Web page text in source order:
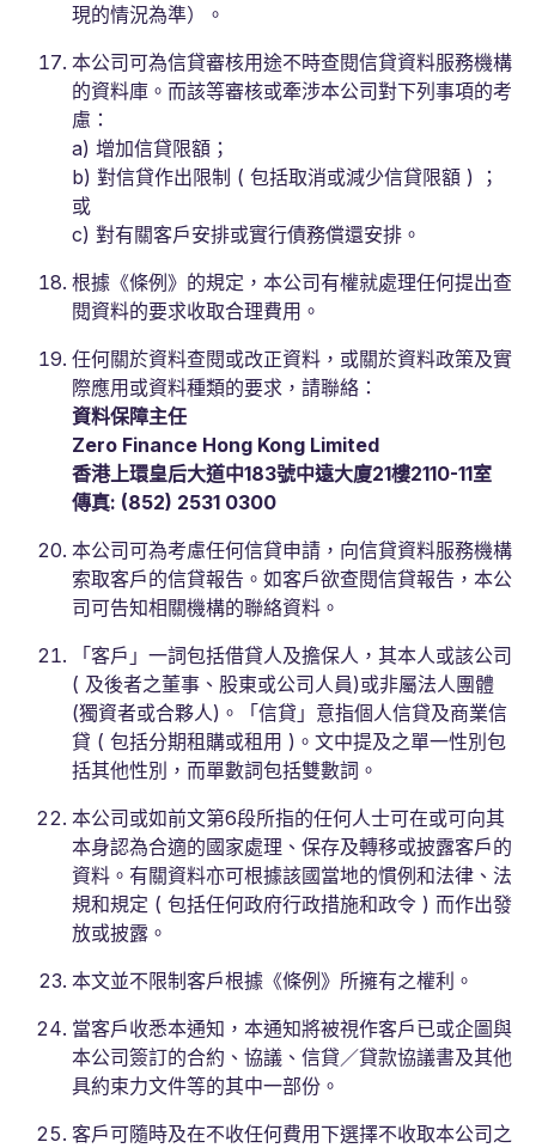
現的情況為準）。
本公司可為信貸審核用途不時查閱信貸資料服務機構
的資料庫。而該等審核或牽涉本公司對下列事項的考
慮：
a) 增加信貸限額；
b) 對信貸作出限制 ( 包括取消或減少信貸限額 ) ；
或
c) 對有關客戶安排或實行債務償還安排。
根據《條例》的規定，本公司有權就處理任何提出查
閱資料的要求收取合理費用。
任何關於資料查閱或改正資料，或關於資料政策及實
際應用或資料種類的要求，請聯絡：
資料保障主任
Zero Finance Hong Kong Limited
香港上環皇后大道中183號中遠大廈21樓2110-11室
傳真: (852) 2531 0300
本公司可為考慮任何信貸申請，向信貸資料服務機構
索取客戶的信貸報告。如客戶欲查閱信貸報告，本公
司可告知相關機構的聯絡資料。
「客戶」一詞包括借貸人及擔保人，其本人或該公司
( 及後者之董事、股東或公司人員)或非屬法人團體
(獨資者或合夥人)。「信貸」意指個人信貸及商業信
貸 ( 包括分期租購或租用 )。文中提及之單一性別包
括其他性別，而單數詞包括雙數詞。
本公司或如前文第6段所指的任何人士可在或可向其
本身認為合適的國家處理、保存及轉移或披露客戶的
資料。有關資料亦可根據該國當地的慣例和法律、法
規和規定 ( 包括任何政府行政措施和政令 ) 而作出發
放或披露。
本文並不限制客戶根據《條例》所擁有之權利。
當客戶收悉本通知，本通知將被視作客戶已或企圖與
本公司簽訂的合約、協議、信貸／貸款協議書及其他
具約束力文件等的其中一部份。
客戶可隨時及在不收任何費用下選擇不收取本公司之